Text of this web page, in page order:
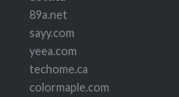
89a.net
sayy.com
yeea.com
techome.ca
colormaple.com